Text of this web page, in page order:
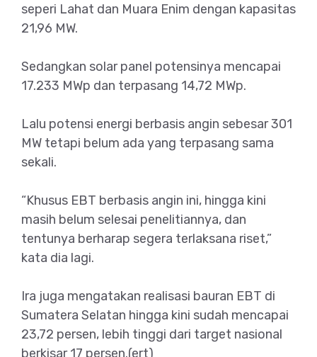
seperi Lahat dan Muara Enim dengan kapasitas
21,96 MW.
Sedangkan solar panel potensinya mencapai
17.233 MWp dan terpasang 14,72 MWp.
Lalu potensi energi berbasis angin sebesar 301
MW tetapi belum ada yang terpasang sama
sekali.
“Khusus EBT berbasis angin ini, hingga kini
masih belum selesai penelitiannya, dan
tentunya berharap segera terlaksana riset,”
kata dia lagi.
Ira juga mengatakan realisasi bauran EBT di
Sumatera Selatan hingga kini sudah mencapai
23,72 persen, lebih tinggi dari target nasional
berkisar 17 persen.(ert)